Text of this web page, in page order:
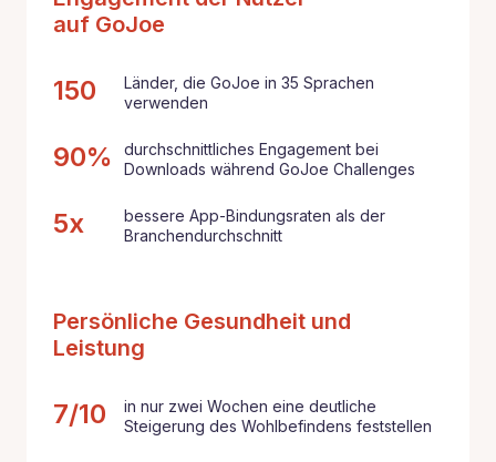
auf GoJoe
150
Länder, die GoJoe in 35 Sprachen
verwenden
90%
durchschnittliches Engagement bei
Downloads während GoJoe Challenges
5x
bessere App-Bindungsraten als der
Branchendurchschnitt
Persönliche Gesundheit und
Leistung
7/10
in nur zwei Wochen eine deutliche
Steigerung des Wohlbefindens feststellen